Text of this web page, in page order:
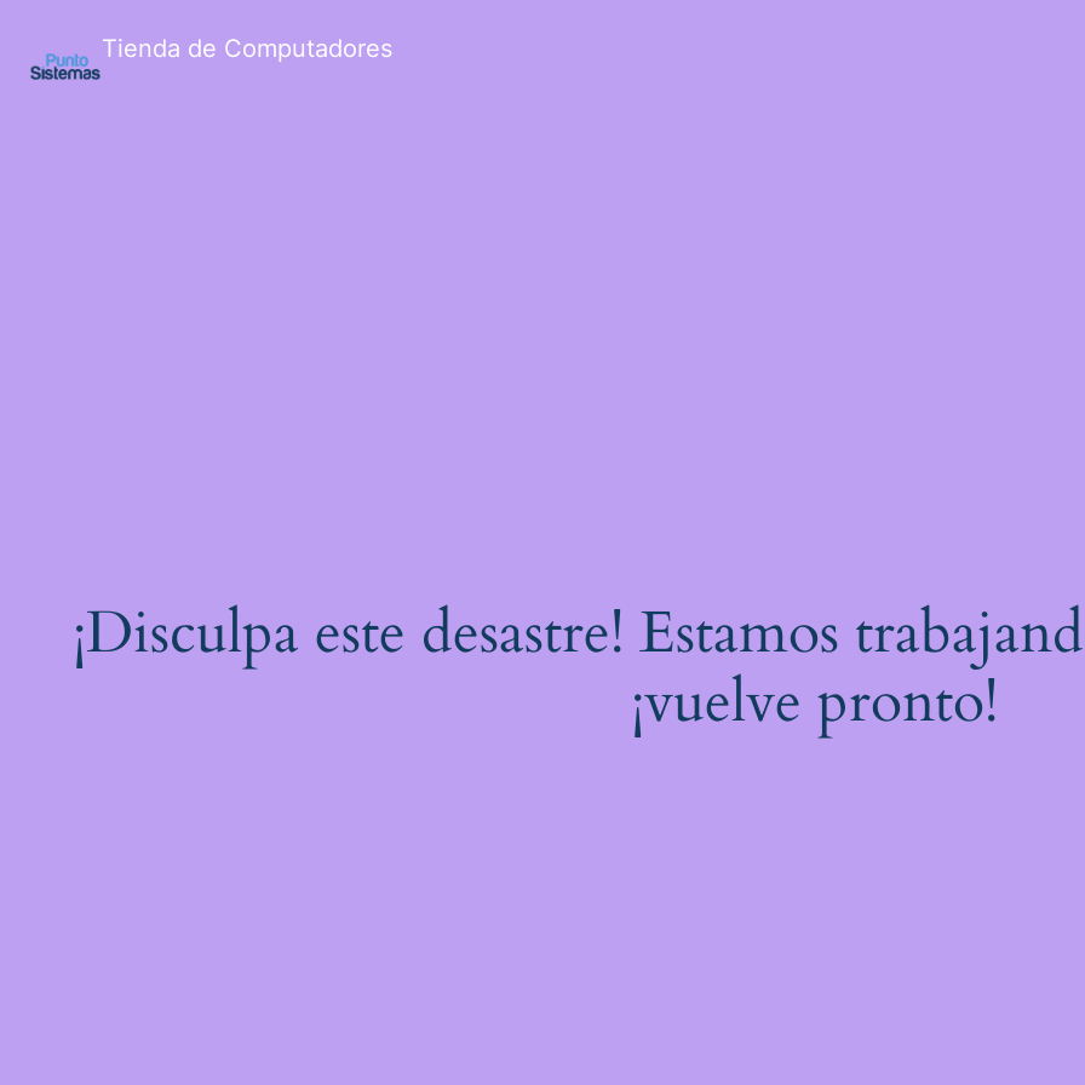
Tienda de Computadores
¡Disculpa este desastre! Estamos
¡vuelve pronto!